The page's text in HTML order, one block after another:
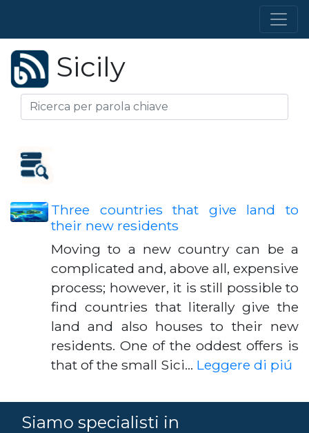
Sicily
Three countries that give land to
their new residents
Moving to a new country can be a
complicated and, above all, expensive
process; however, it is still possible to
find countries that literally give the
land and also houses to their new
residents. One of the oddest offers is
that of the small Sici… Leggere di piú
Siamo specialisti in